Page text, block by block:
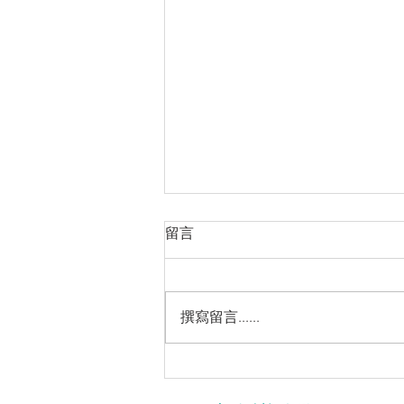
涼拌系列～自制麻辣黃耳
留言
撰寫留言......